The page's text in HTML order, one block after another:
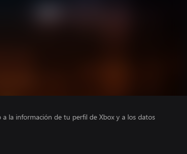
la información de tu perfil de Xbox y a los datos